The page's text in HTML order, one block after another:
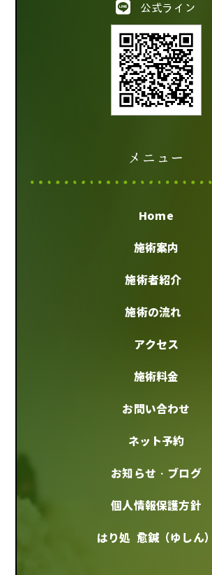
公式ライン
メニュー
Home
施術案内
施術者紹介
施術の流れ
アクセス
施術料金
お問い合わせ
ネット予約
お知らせ・ブログ
個人情報保護方針
はり処 愈鍼（ゆしん）